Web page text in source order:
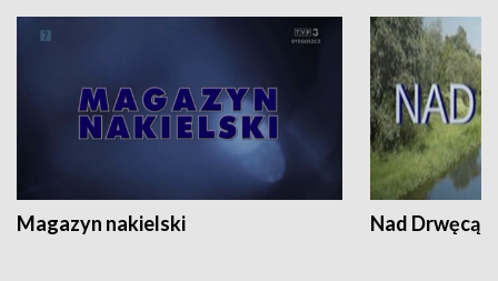
Magazyn nakielski Nad Drwęcą